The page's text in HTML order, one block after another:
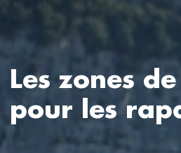
Les zones
pour les